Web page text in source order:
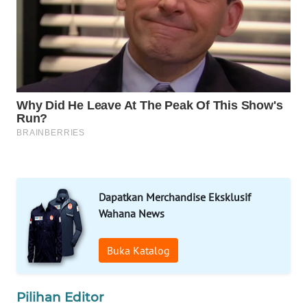
Dapatkan Merchandise Eksklusif
Wahana News
Buka Katalog
Pilihan Editor
SPORT
WAHANA
UMKM
WAHANA
SELEB
WAHANA
OTOMOTIF
WAHANA
HEALTH
WAHANA